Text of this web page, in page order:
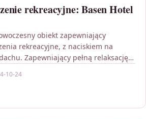
rekreacyjne: Basen Hotel
obiekt zapewniający
rekreacyjne, z naciskiem na
Zapewniający pełną relaksację i
10-24